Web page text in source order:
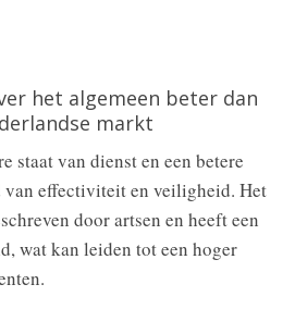
het algemeen beter dan
markt
staat van dienst en een betere
van effectiviteit en veiligheid. Het
door artsen en heeft een
wat kan leiden tot een hoger